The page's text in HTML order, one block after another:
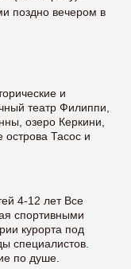
поздно вечером в
и
театр Филиппи,
озеро Керкини,
острова Тасос и
4-12 лет Все
спортивными
курорта под
специалистов.
по душе.